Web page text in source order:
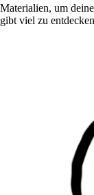
Materialien, um
gibt viel zu